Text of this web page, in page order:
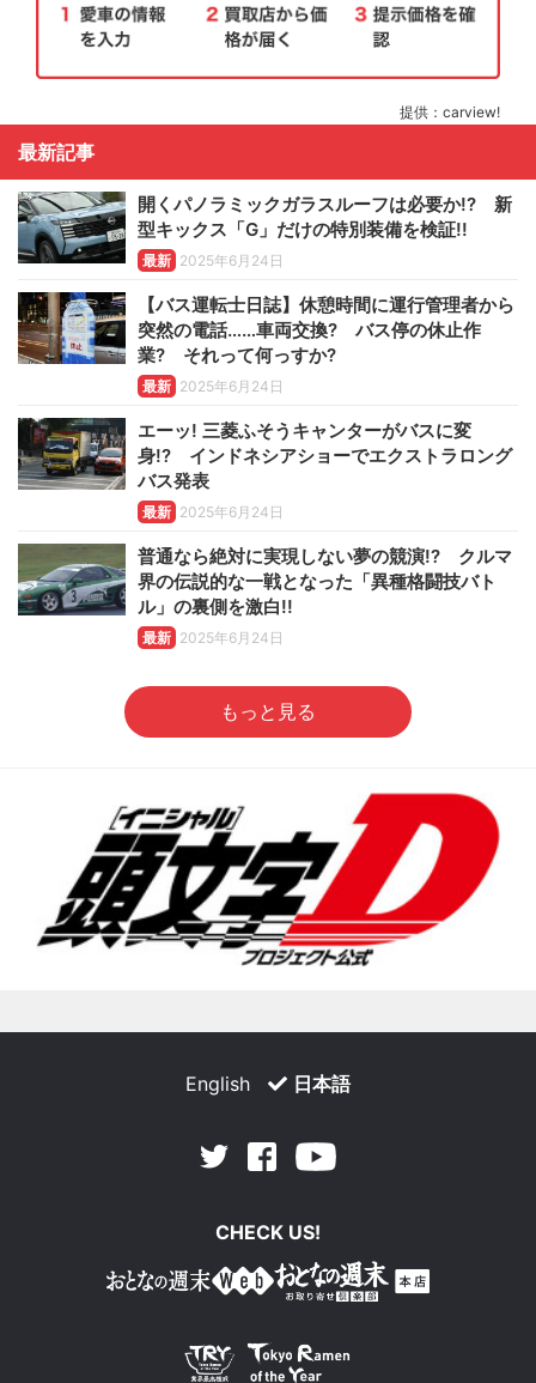
提供：carview!
最新記事
開くパノラミックガラスルーフは必要か!? 新
型キックス「G」だけの特別装備を検証!!
最新 2025年6月24日
【バス運転士日誌】休憩時間に運行管理者から
突然の電話……車両交換? バス停の休止作
業? それって何っすか?
最新 2025年6月24日
エーッ! 三菱ふそうキャンターがバスに変
身!? インドネシアショーでエクストラロング
バス発表
最新 2025年6月24日
普通なら絶対に実現しない夢の競演!? クルマ
界の伝説的な一戦となった「異種格闘技バト
ル」の裏側を激白!!
最新 2025年6月24日
もっと見る
English 日本語
Twitter Facebook
CHECK US!